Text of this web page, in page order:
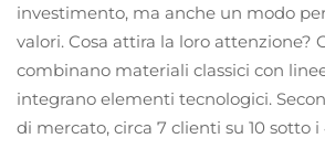
investimento, ma anche un modo
valori. Cosa attira la loro attenzione?
combinano materiali classici con
integrano elementi tecnologici.
di mercato, circa 7 clienti su 10 sotto